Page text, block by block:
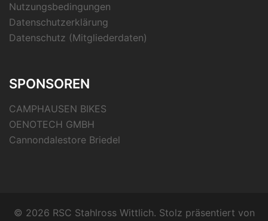
Nutzungsbedingungen
Datenschutzerklärung
Datenschutz (Mitgliederdaten)
SPONSOREN
CAMPHAUSEN BIKES
OENOTECH GMBH
Cannondalestore Briedel
© 2026 RSC Stahlross Wittlich. Stolz präsentiert von